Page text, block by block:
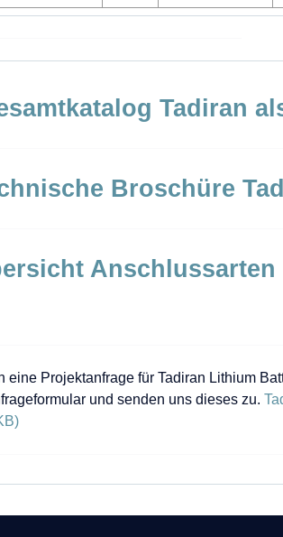
Tadiran
Broschüre
eine Projektanfrage für Tadiran Lithium
und senden uns dieses zu.